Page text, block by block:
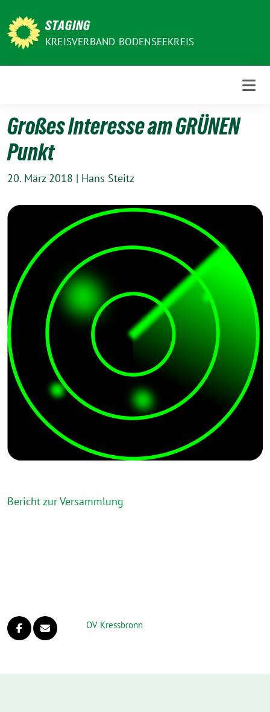
zum
Inhalt
STAGING
KREISVERBAND BODENSEEKREIS
Großes Interesse am GRÜNEN
Punkt
20. März 2018 | Hans Steitz
Bericht zur Versammlung
OV Kressbronn